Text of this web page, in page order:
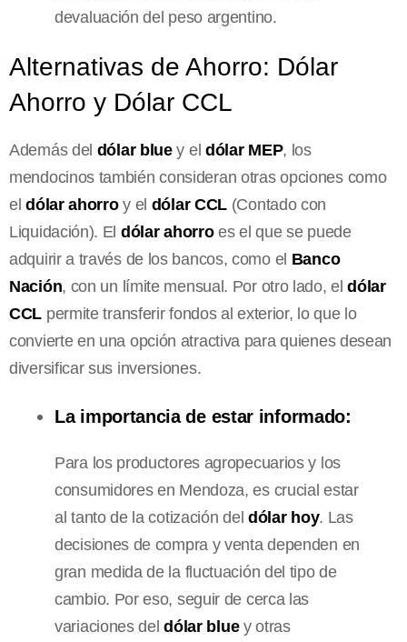
devaluación del peso argentino.
Alternativas de Ahorro: Dólar
Ahorro y Dólar CCL
Además del dólar bluey el dólar MEP, los
mendocinos también consideran otras opciones como
eldólar ahorroy el dólar CCL (Contado con
Liquidación). El dólar ahorroes el que se puede
adquirir a través de los bancos, como el Banco
Nación, con un límite mensual. Por otro lado, eldólar
CCL permite transferir fondos al exterior, lo que lo
convierte en una opción atractiva para quienes desean
diversificar sus inversiones.
La importancia de estar informado:
Para los productores agropecuarios y los
consumidores en Mendoza, es crucial estar
al tanto de la cotización del dólar hoy. Las
decisiones de compra y venta dependen en
gran medida de la fluctuación del tipo de
cambio. Por eso, seguir de cerca las
variaciones deldólar bluey otras